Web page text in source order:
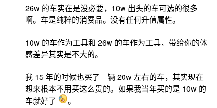
26w 的车实在是没必要，10w 出头的车可选的很多
啊。车是纯粹的消费品。没有任何升值属性。
10w 的车作为工具和 26w 的车作为工具，带给你的体
感差异其实是不大的。
我 15 年的时候也买了一辆 20w 左右的车，其实现在
想来根本不用买这么贵的。如果我当年买的是 10w 的
车就好了
。